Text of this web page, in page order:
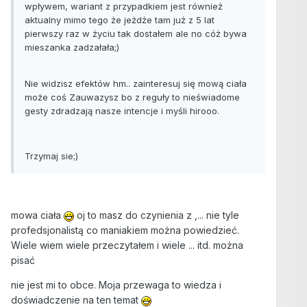
wpływem, wariant z przypadkiem jest również
aktualny mimo tego że jeżdże tam już z 5 lat
pierwszy raz w życiu tak dostałem ale no cóż bywa
mieszanka zadzałała;)
Nie widzisz efektów hm.. zainteresuj się mową ciała
może coś Zauwazysz bo z reguły to nieświadome
gesty zdradzają nasze intencje i myśli hirooo.
Trzymaj sie;)
mowa ciała
oj to masz do czynienia z ,... nie tyle
profedsjonalistą co maniakiem można powiedzieć.
Wiele wiem wiele przeczytałem i wiele ... itd. można
pisać
nie jest mi to obce. Moja przewaga to wiedza i
doświadczenie na ten temat